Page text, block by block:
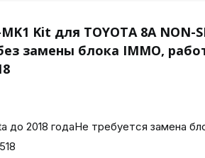
Kit для TOYOTA 8A NON-
замены блока IMMO,
до 2018 годаНе требуется замена